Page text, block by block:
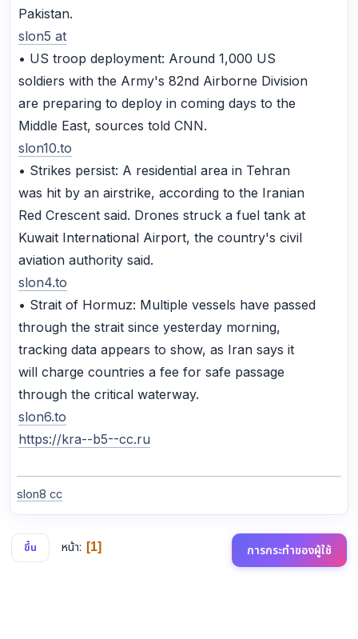
Pakistan.
slon5 at
• US troop deployment: Around 1,000 US
soldiers with the Army's 82nd Airborne Division
are preparing to deploy in coming days to the
Middle East, sources told CNN.
slon10.to
• Strikes persist: A residential area in Tehran
was hit by an airstrike, according to the Iranian
Red Crescent said. Drones struck a fuel tank at
Kuwait International Airport, the country's civil
aviation authority said.
slon4.to
• Strait of Hormuz: Multiple vessels have passed
through the strait since yesterday morning,
tracking data appears to show, as Iran says it
will charge countries a fee for safe passage
through the critical waterway.
slon6.to
https://kra--b5--cc.ru
slon8 cc
ขึ้น หน้า 1 การกระทำของผู้ใช้